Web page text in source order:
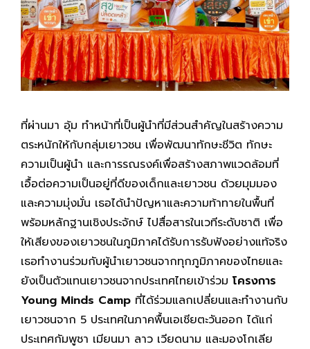
ที่ผ่านมา อุ้ม ทำหน้าที่เป็นผู้นำที่มีส่วนสำคัญในสร้างความ
ตระหนักให้กับกลุ่มเยาวชน เพื่อพัฒนาทักษะชีวิต ทักษะ
ความเป็นผู้นำ และการรณรงค์เพื่อสร้างสภาพแวดล้อมที่
เอื้อต่อความเป็นอยู่ที่ดีของเด็กและเยาวชน ด้วยมุมมอง
และความมุ่งมั่น เธอได้นำปัญหาและความท้าทายในพื้นที่
พร้อมหลักฐานเชิงประจักษ์ ไปสื่อสารในเวทีระดับชาติ เพื่อ
ให้เสียงของเยาวชนในภูมิภาคได้รับการรับฟังอย่างแท้จริง
เธอทำงานร่วมกับผู้นำเยาวชนจากทุกภูมิภาคของไทยและ
ยังเป็นตัวแทนเยาวชนจากประเทศไทยเข้าร่วม โครงการ
Young Minds Camp ที่ได้ร่วมแลกเปลี่ยนและทำงานกับ
เยาวชนจาก 5 ประเทศในภาคพื้นเอเชียตะวันออก ได้แก่
ประเทศกัมพูชา เมียนมา ลาว เวียดนาม และมองโกเลีย